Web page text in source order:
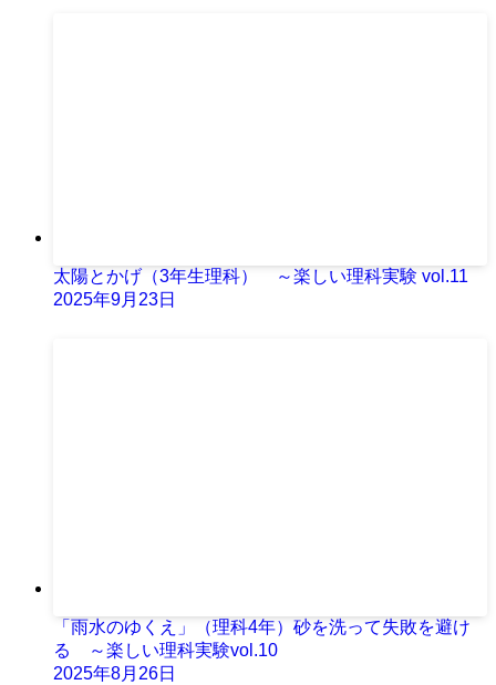
太陽とかげ（3年生理科） ～楽しい理科実験 vol.11
2025年9月23日
「雨水のゆくえ」（理科4年）砂を洗って失敗を避け
る ～楽しい理科実験vol.10
2025年8月26日